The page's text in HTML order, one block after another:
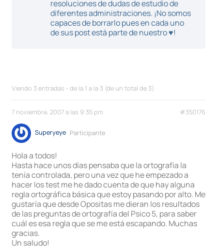
resoluciones de dudas de estudio de
diferentes administraciones. ¡No somos
capaces de borrarlo pues en cada uno
de sus post está parte de nuestro ♥!
Viendo 3 entradas - de la 1 a la 3 (de un total de 3)
7 noviembre, 2007 a las 9:35 pm #350176
Superyeye Participante
Hola a todos!
Hasta hace unos días pensaba que la ortografía la
tenía controlada, pero una vez que he empezado a
hacer los test me he dado cuenta de que hay alguna
regla ortográfica básica que estoy pasando por alto. Me
gustaría que desde Opositas me dieran los resultados
de las preguntas de ortografía del Psico 5, para saber
cuál es esa regla que se me está escapando. Muchas
gracias.
Un saludo!